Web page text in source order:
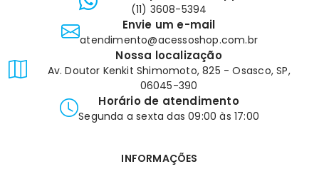
(11) 3608-5394
Envie um e-mail
atendimento@acessoshop.com.br
Nossa localização
Av. Doutor Kenkit Shimomoto, 825 - Osasco, SP,
06045-390
Horário de atendimento
Segunda a sexta das 09:00 às 17:00
INFORMAÇÕES